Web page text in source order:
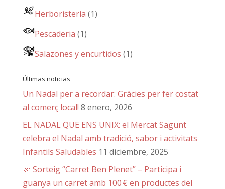
Herboristería (1)
Pescaderia (1)
Salazones y encurtidos (1)
Últimas noticias
Un Nadal per a recordar: Gràcies per fer costat
al comerç local! 8 enero, 2026
EL NADAL QUE ENS UNIX: el Mercat Sagunt
celebra el Nadal amb tradició, sabor i activitats
Infantils Saludables 11 diciembre, 2025
🎉 Sorteig “Carret Ben Plenet” – Participa i
guanya un carret amb 100 € en productes del